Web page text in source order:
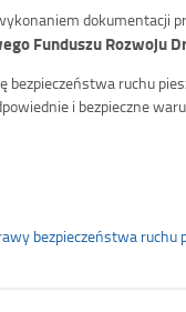
dokumentacji
Funduszu Rozwoju
ruchu
i bezpieczne
bezpieczeństwa ruchu